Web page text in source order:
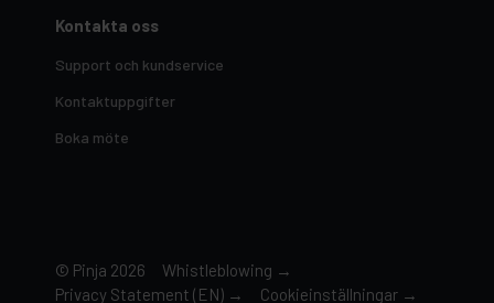
Kontakta oss
Support och kundservice
Kontaktuppgifter
Boka möte
© Pinja 2026 Whistleblowing →
Privacy Statement (EN) →
Cookieinställningar →